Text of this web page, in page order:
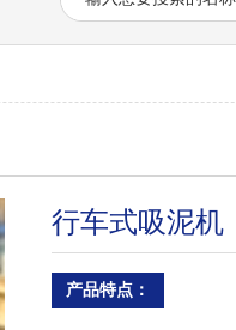
行车式吸泥机
产品特点：